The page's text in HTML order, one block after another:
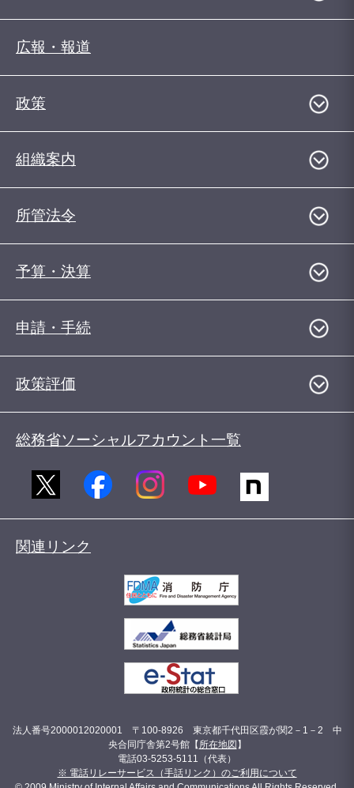
広報・報道
政策
組織案内
所管法令
予算・決算
申請・手続
政策評価
総務省ソーシャルアカウント一覧
関連リンク
法人番号2000012020001 〒100-8926 東京都千代田区霞が関2－1－2 中
央合同庁舎第2号館【 所在地図 】
電話03-5253-5111（代表）
※ 電話リレーサービス（手話リンク）のご利用について